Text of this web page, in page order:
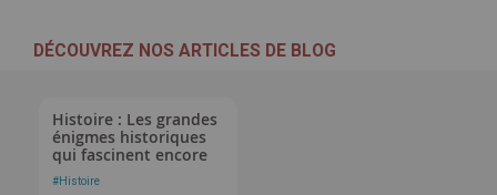
DÉCOUVREZ NOS ARTICLES DE BLOG
Histoire : Les grandes
énigmes historiques
qui fascinent encore
#Histoire